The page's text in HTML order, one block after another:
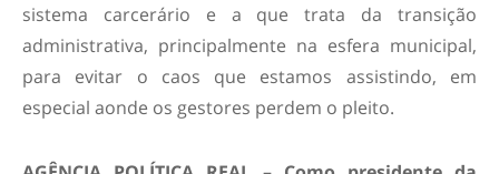
sistema carcerário e a que trata da transição
administrativa, principalmente na esfera municipal,
para evitar o caos que estamos assistindo, em
especial aonde os gestores perdem o pleito.